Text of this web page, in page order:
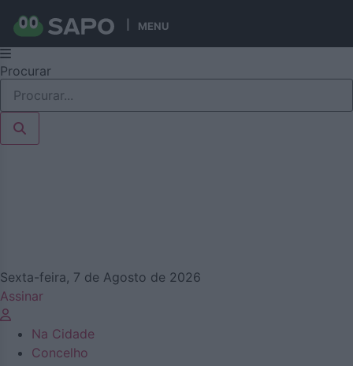
MENU
Pular
para
conteúdo
Procurar
Sexta-feira, 7 de Agosto de 2026
Assinar
Na Cidade
Concelho